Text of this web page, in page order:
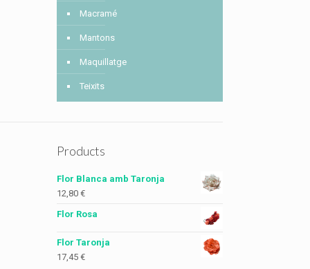
Macramé
Mantons
Maquillatge
Teixits
Products
Flor Blanca amb Taronja
12,80 €
Flor Rosa
Flor Taronja
17,45 €